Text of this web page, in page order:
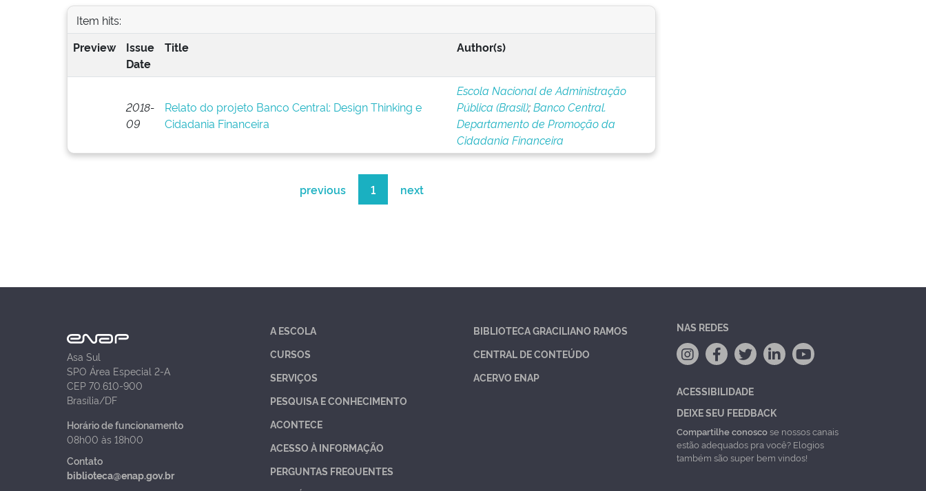
Item hits:
Preview
Issue
Date
Title Author(s)
2018-
09
Relato do projeto Banco Central: Design Thinking e
Cidadania Financeira
Escola Nacional de Administração
Pública (Brasil);Banco Central.
Departamento de Promoção da
Cidadania Financeira
previous 1 next
Asa Sul
SPO Área Especial 2-A
CEP 70.610-900
Brasília/DF
Horário de funcionamento
08h00 às 18h00
Contato
biblioteca@enap.gov.br
A ESCOLA
CURSOS
SERVIÇOS
PESQUISA E CONHECIMENTO
ACONTECE
ACESSO À INFORMAÇÃO
PERGUNTAS FREQUENTES
BIBLIOTECA GRACILIANO RAMOS
CENTRAL DE CONTEÚDO
ACERVO ENAP
NAS REDES
ACESSIBILIDADE
DEIXE SEU FEEDBACK
Compartilhe conoscose nossos canais
estão adequados pra você? Elogios
também são super bem vindos!